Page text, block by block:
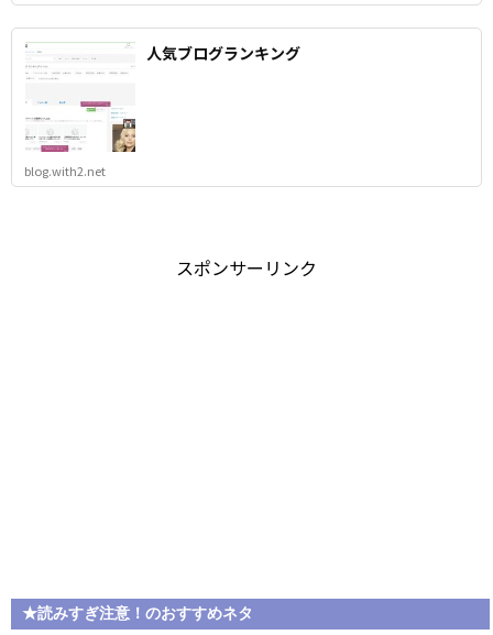
人気ブログランキング
blog.with2.net
スポンサーリンク
★読みすぎ注意！のおすすめネタ